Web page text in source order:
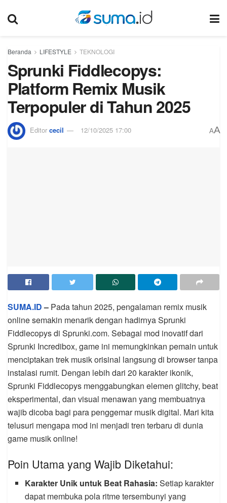
Beranda LIFESTYLE TEKNOLOGI
Sprunki Fiddlecopys:
Platform Remix Musik
Terpopuler di Tahun 2025
Editor cecil 12/10/2025 17:00 AA
SUMA.ID– Pada tahun 2025, pengalaman remix musik
online semakin menarik dengan hadirnya Sprunki
Fiddlecopys di Sprunki.com. Sebagai mod inovatif dari
Sprunki Incredibox, game ini memungkinkan pemain untuk
menciptakan trek musik orisinal langsung di browser tanpa
instalasi rumit. Dengan lebih dari 20 karakter ikonik,
Sprunki Fiddlecopys menggabungkan elemen glitchy, beat
eksperimental, dan visual menawan yang membuatnya
wajib dicoba bagi para penggemar musik digital. Mari kita
telusuri mengapa mod ini menjadi tren terbaru di dunia
game musik online!
Poin Utama yang Wajib Diketahui:
Karakter Unik untuk Beat Rahasia: Setiap karakter
dapat membuka pola ritme tersembunyi yang